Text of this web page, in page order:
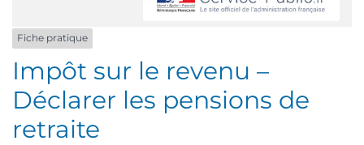
Fiche pratique
Impôt sur le revenu –
Déclarer les pensions de
retraite